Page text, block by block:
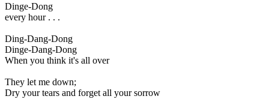
Dinge-Dong
every hour . . .
Ding-Dang-Dong
Dinge-Dang-Dong
When you think it's all over
They let me down;
Dry your tears and forget all your sorrow